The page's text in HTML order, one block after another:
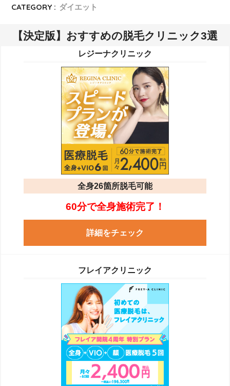
CATEGORY : ダイエット
【決定版】おすすめの脱毛クリニック3選
レジーナクリニック
全身26箇所脱毛可能
60分で全身施術完了！
詳細をチェック
フレイアクリニック